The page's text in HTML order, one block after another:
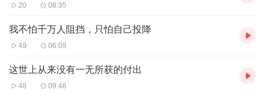
20 08:35
我不怕千万人阻挡，只怕自己投降
49 06:09
这世上从来没有一无所获的付出
48 09:46